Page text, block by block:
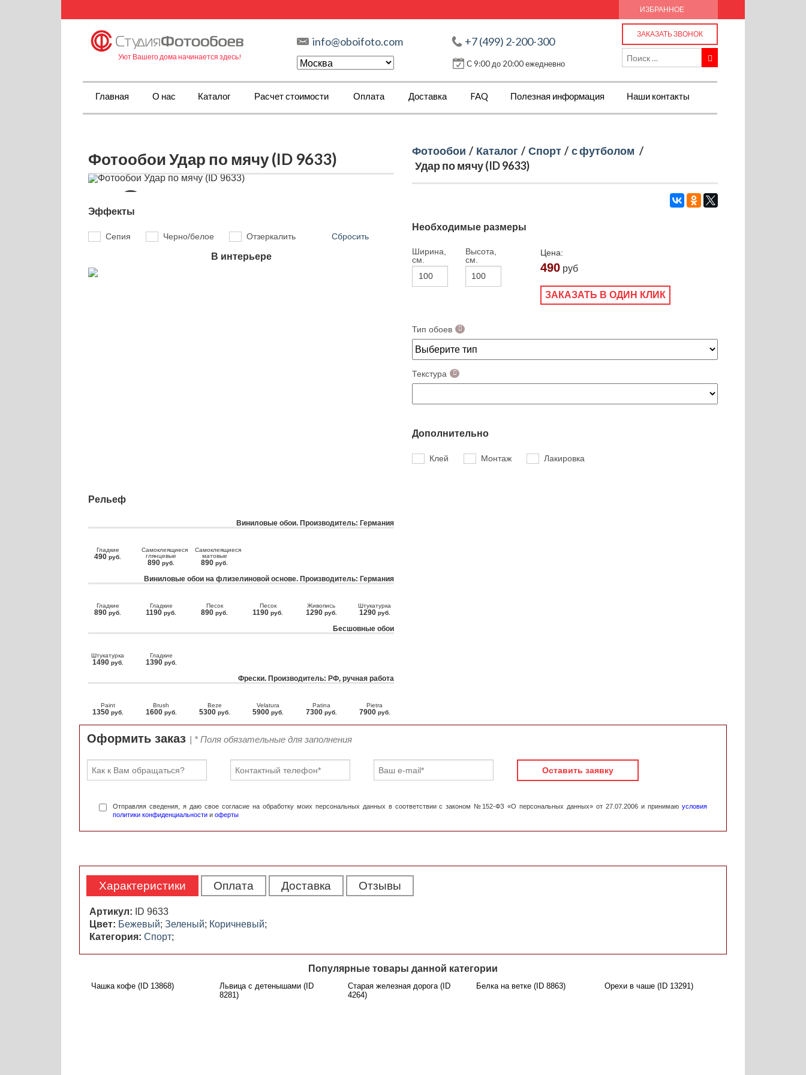
ИЗБРАННОЕ
Уют Вашего дома начинается здесь!
info@oboifoto.com +7 (499) 2-200-300
С 9:00 до 20:00 ежедневно
ЗАКАЗАТЬ ЗВОНОК
Главная О нас Каталог Расчет стоимости Оплата Доставка FAQ Полезная информация Наши контакты
Фотообои Удар по мячу (ID 9633)
Эффекты
Сепия Черно/белое Отзеркалить Сбросить
В интерьере
Фотообои / Каталог / Спорт / с футболом /
Удар по мячу (ID 9633)
Необходимые размеры
Ширина,
см.
Высота,
см.
Цена:
490 руб
ЗАКАЗАТЬ В ОДИН КЛИК
Тип обоев
Текстура
Дополнительно
Клей Монтаж Лакировка
Рельеф
Виниловые обои. Производитель: Германия
Гладкие
490 руб.
Самоклеящиеся
глянцевые
890 руб.
Самоклеящиеся
матовые
890 руб.
Виниловые обои на флизелиновой основе. Производитель: Германия
Гладкие
890 руб.
Гладкие
1190 руб.
Песок
890 руб.
Песок
1190 руб.
Живопись
1290 руб.
Штукатурка
1290 руб.
Бесшовные обои
Штукатурка
1490 руб.
Гладкие
1390 руб.
Фрески. Производитель: РФ, ручная работа
Paint
1350 руб.
Brush
1600 руб.
Beze
5300 руб.
Velatura
5900 руб.
Patina
7300 руб.
Pietra
7900 руб.
Оформить заказ | * Поля обязательные для заполнения
Оставить заявку
Отправляя сведения, я даю свое согласие на обработку моих персональных данных в соответствии с законом №152-ФЗ «О персональных данных» от 27.07.2006 и принимаю условия
политики конфиденциальности и оферты
Характеристики Оплата Доставка Отзывы
Артикул:
ID 9633
Цвет: Бежевый; Зеленый; Коричневый;
Категория: Спорт;
Популярные товары данной категории
Чашка кофе (ID 13868)
Львица с детенышами (ID
8281)
Старая железная дорога (ID
4264)
Белка на ветке (ID 8863) Орехи в чаше (ID 13291)